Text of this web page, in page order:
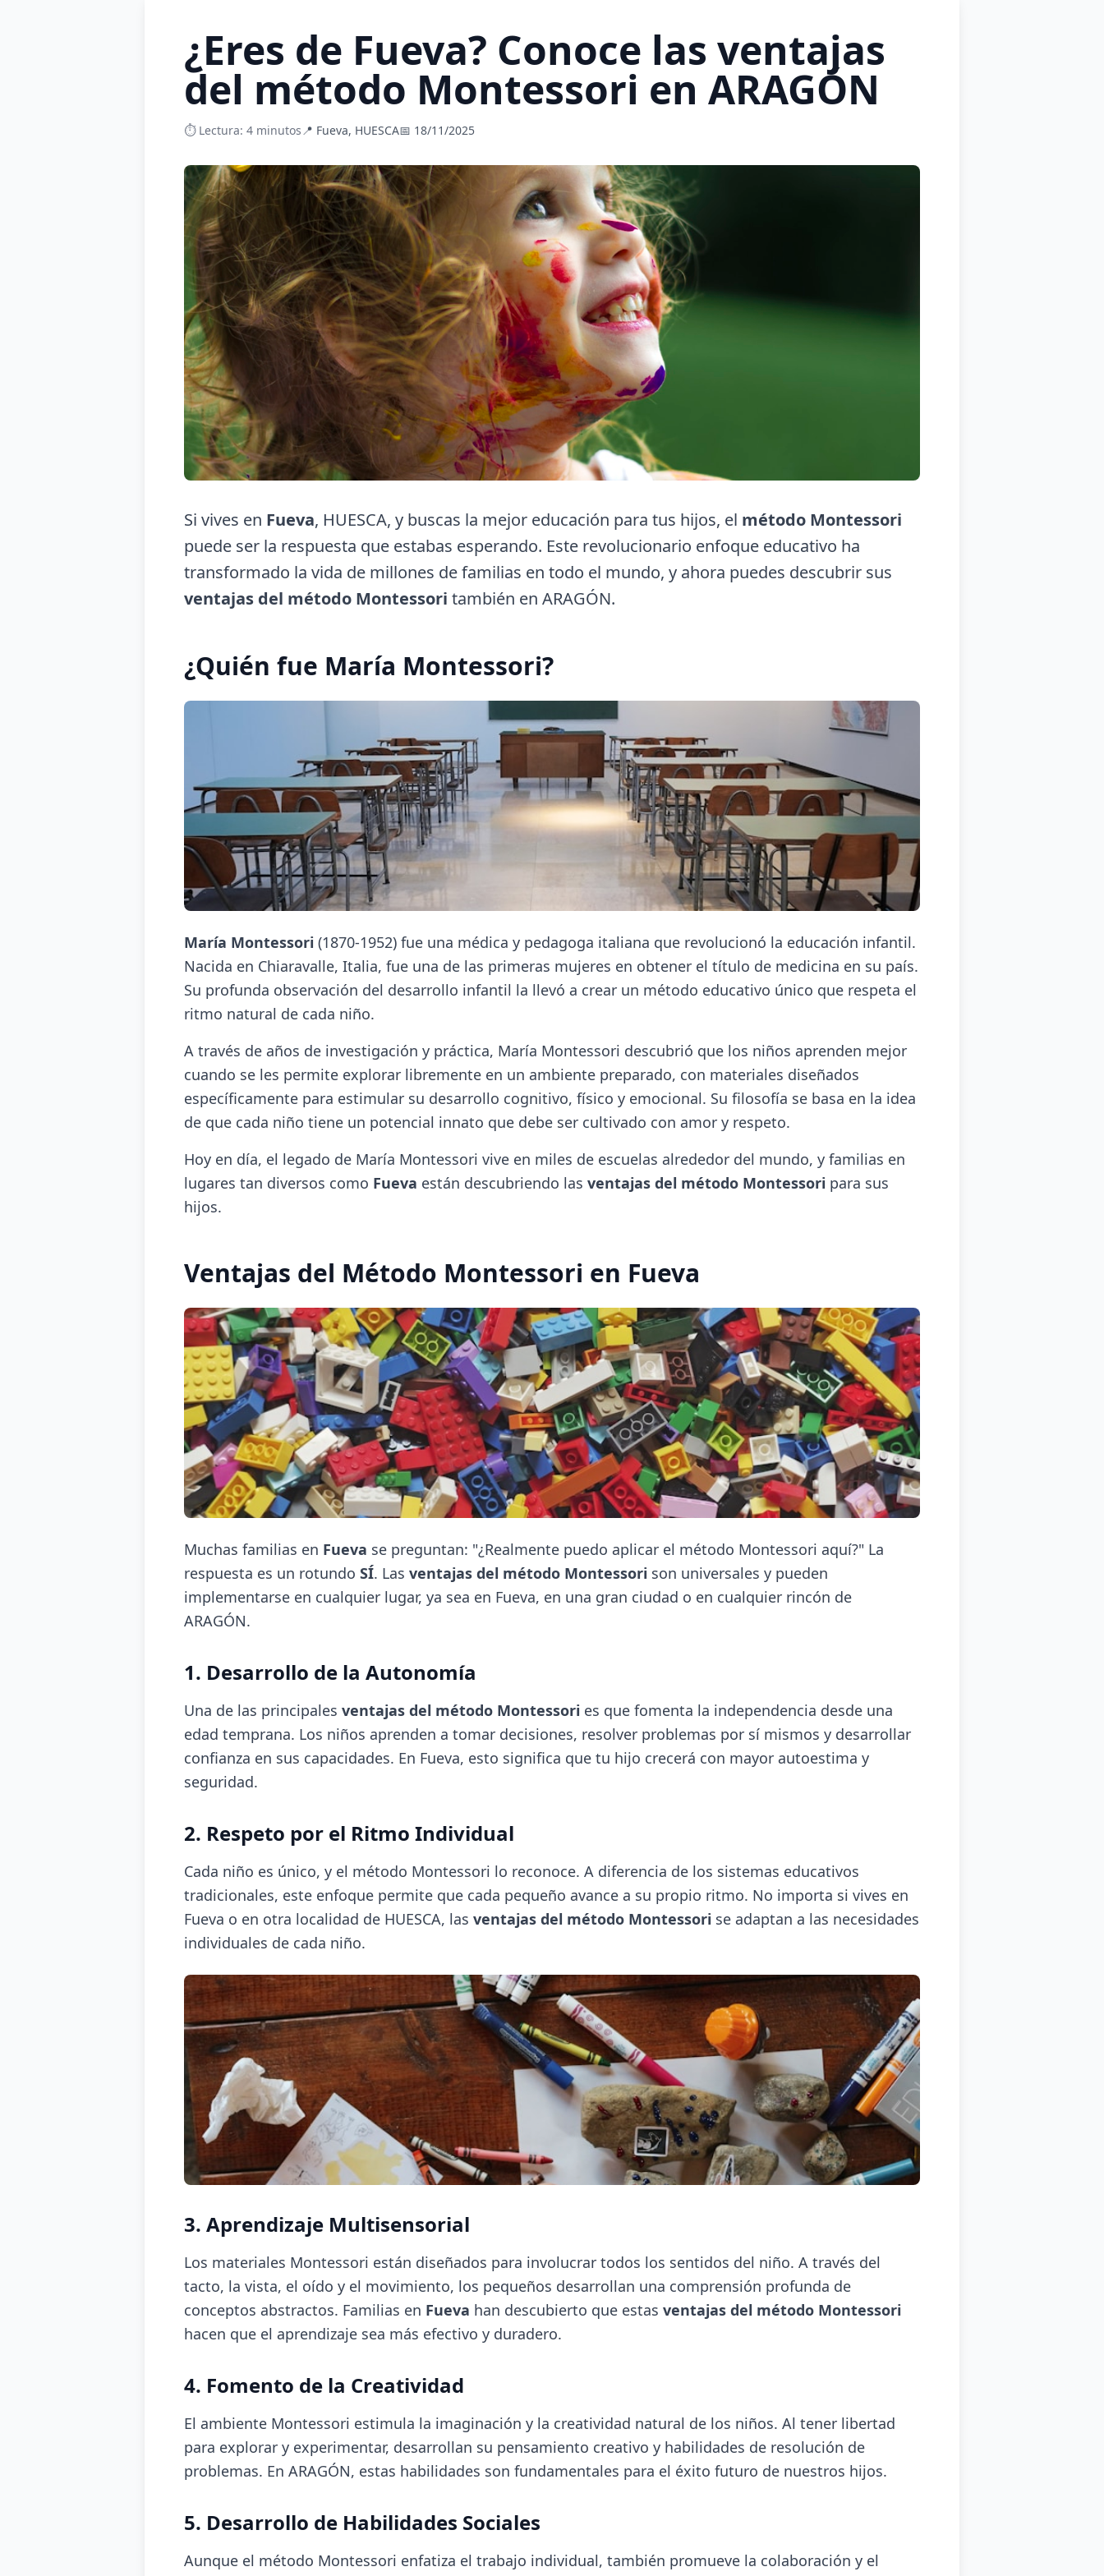
¿Eres de Fueva? Conoce las ventajas
del método Montessori en ARAGÓN
⏱️ Lectura: 4 minutos📍 Fueva, HUESCA📅 18/11/2025
Si vives en Fueva, HUESCA, y buscas la mejor educación para tus hijos, el método Montessori
puede ser la respuesta que estabas esperando. Este revolucionario enfoque educativo ha
transformado la vida de millones de familias en todo el mundo, y ahora puedes descubrir sus
ventajas del método Montessori también en ARAGÓN.
¿Quién fue María Montessori?
María Montessori (1870-1952) fue una médica y pedagoga italiana que revolucionó la educación infantil.
Nacida en Chiaravalle, Italia, fue una de las primeras mujeres en obtener el título de medicina en su país.
Su profunda observación del desarrollo infantil la llevó a crear un método educativo único que respeta el
ritmo natural de cada niño.
A través de años de investigación y práctica, María Montessori descubrió que los niños aprenden mejor
cuando se les permite explorar libremente en un ambiente preparado, con materiales diseñados
específicamente para estimular su desarrollo cognitivo, físico y emocional. Su filosofía se basa en la idea
de que cada niño tiene un potencial innato que debe ser cultivado con amor y respeto.
Hoy en día, el legado de María Montessori vive en miles de escuelas alrededor del mundo, y familias en
lugares tan diversos como Fueva están descubriendo las ventajas del método Montessori para sus
hijos.
Ventajas del Método Montessori en Fueva
Muchas familias en Fueva se preguntan: "¿Realmente puedo aplicar el método Montessori aquí?" La
respuesta es un rotundo SÍ. Las ventajas del método Montessori son universales y pueden
implementarse en cualquier lugar, ya sea en Fueva, en una gran ciudad o en cualquier rincón de
ARAGÓN.
1. Desarrollo de la Autonomía
Una de las principales ventajas del método Montessori es que fomenta la independencia desde una
edad temprana. Los niños aprenden a tomar decisiones, resolver problemas por sí mismos y desarrollar
confianza en sus capacidades. En Fueva, esto significa que tu hijo crecerá con mayor autoestima y
seguridad.
2. Respeto por el Ritmo Individual
Cada niño es único, y el método Montessori lo reconoce. A diferencia de los sistemas educativos
tradicionales, este enfoque permite que cada pequeño avance a su propio ritmo. No importa si vives en
Fueva o en otra localidad de HUESCA, las ventajas del método Montessori se adaptan a las necesidades
individuales de cada niño.
3. Aprendizaje Multisensorial
Los materiales Montessori están diseñados para involucrar todos los sentidos del niño. A través del
tacto, la vista, el oído y el movimiento, los pequeños desarrollan una comprensión profunda de
conceptos abstractos. Familias en Fueva han descubierto que estas ventajas del método Montessori
hacen que el aprendizaje sea más efectivo y duradero.
4. Fomento de la Creatividad
El ambiente Montessori estimula la imaginación y la creatividad natural de los niños. Al tener libertad
para explorar y experimentar, desarrollan su pensamiento creativo y habilidades de resolución de
problemas. En ARAGÓN, estas habilidades son fundamentales para el éxito futuro de nuestros hijos.
5. Desarrollo de Habilidades Sociales
Aunque el método Montessori enfatiza el trabajo individual, también promueve la colaboración y el